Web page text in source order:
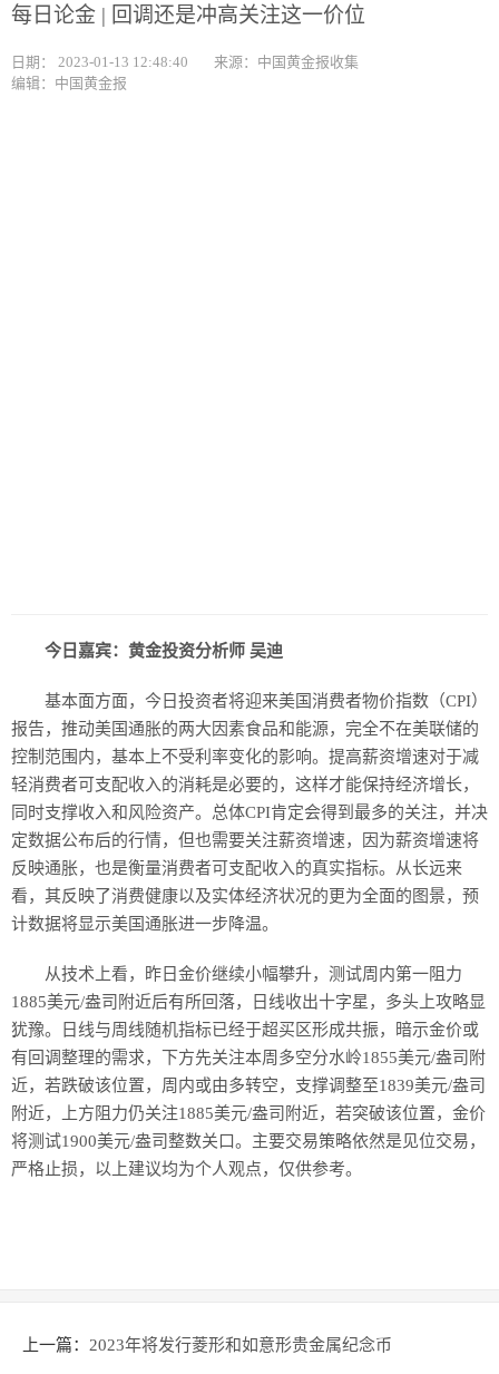
每日论金 | 回调还是冲高关注这一价位
日期： 2023-01-13 12:48:40
来源：中国黄金报收集
编辑：中国黄金报
今日嘉宾： 黄金投资分析师 吴迪
基本面方面，今日投资者将迎来美国消费者物价指数（CPI）
报告，推动美国通胀的两大因素食品和能源，完全不在美联储的
控制范围内，基本上不受利率变化的影响。提高薪资增速对于减
轻消费者可支配收入的消耗是必要的，这样才能保持经济增长，
同时支撑收入和风险资产。总体CPI肯定会得到最多的关注，并决
定数据公布后的行情，但也需要关注薪资增速，因为薪资增速将
反映通胀，也是衡量消费者可支配收入的真实指标。从长远来
看，其反映了消费健康以及实体经济状况的更为全面的图景，预
计数据将显示美国通胀进一步降温。
从技术上看，昨日金价继续小幅攀升，测试周内第一阻力
1885美元/盎司附近后有所回落，日线收出十字星，多头上攻略显
犹豫。日线与周线随机指标已经于超买区形成共振，暗示金价或
有回调整理的需求，下方先关注本周多空分水岭1855美元/盎司附
近，若跌破该位置，周内或由多转空，支撑调整至1839美元/盎司
附近，上方阻力仍关注1885美元/盎司附近，若突破该位置，金价
将测试1900美元/盎司整数关口。主要交易策略依然是见位交易，
严格止损，以上建议均为个人观点，仅供参考。
上一篇： 2023年将发行菱形和如意形贵金属纪念币